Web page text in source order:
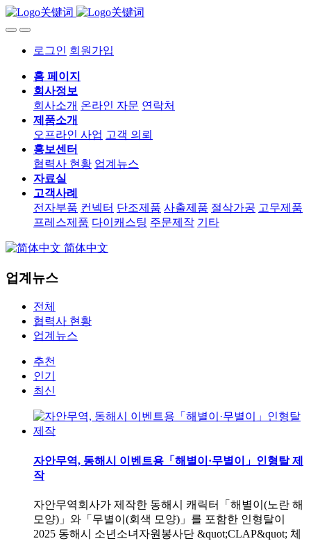
로그인 회원가입
홈 페이지
회사정보
회사소개 온라인 자문 연락처
제품소개
오프라인 사업 고객 의뢰
홍보센터
협력사 현황 업계뉴스
자료실
고객사례
전자부품 컨넥터 단조제품 사출제품 절삭가공 고무제품
프레스제품 다이캐스팅 주문제작 기타
简体中文
업계뉴스
전체
협력사 현황
업계뉴스
추천
인기
최신
자안무역, 동해시 이벤트용「해별이·무별이」인형탈 제
작
자안무역회사가 제작한 동해시 캐릭터「해별이(노란 해
모양)」와「무별이(회색 모양)」를 포함한 인형탈이
2025 동해시 소년소녀자원봉사단 &quot;CLAP&quot; 체